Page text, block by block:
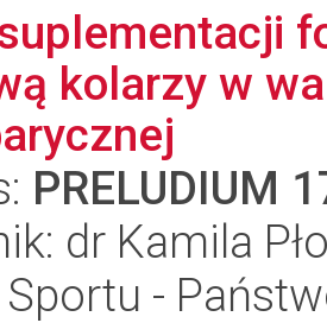
kolarzy w
PRELUDIUM
dr Kamila
-